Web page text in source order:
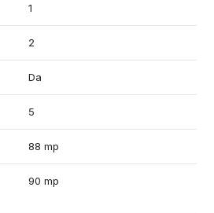
1
2
Da
5
88 mp
90 mp